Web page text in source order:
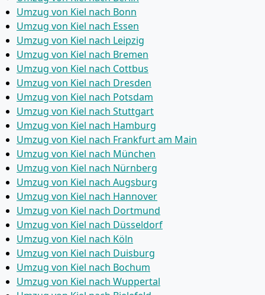
Umzug von Kiel nach Bonn
Umzug von Kiel nach Essen
Umzug von Kiel nach Leipzig
Umzug von Kiel nach Bremen
Umzug von Kiel nach Cottbus
Umzug von Kiel nach Dresden
Umzug von Kiel nach Potsdam
Umzug von Kiel nach Stuttgart
Umzug von Kiel nach Hamburg
Umzug von Kiel nach Frankfurt am Main
Umzug von Kiel nach München
Umzug von Kiel nach Nürnberg
Umzug von Kiel nach Augsburg
Umzug von Kiel nach Hannover
Umzug von Kiel nach Dortmund
Umzug von Kiel nach Düsseldorf
Umzug von Kiel nach Köln
Umzug von Kiel nach Duisburg
Umzug von Kiel nach Bochum
Umzug von Kiel nach Wuppertal